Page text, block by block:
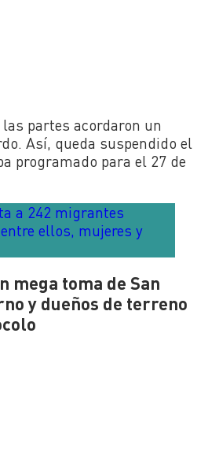
partes acordaron un
Así, queda suspendido el
programado para el 27 de
a 242 migrantes
ellos, mujeres y
mega toma de San
y dueños de terreno